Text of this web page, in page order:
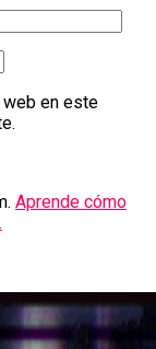
web en este
Aprende cómo